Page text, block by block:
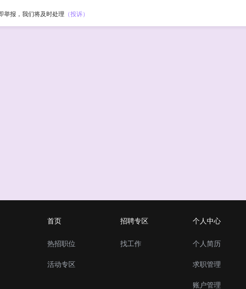
举报，我们将及时处理 （投诉）
首页
热招职位
活动专区
招聘专区
找工作
个人中心
个人简历
求职管理
账户管理